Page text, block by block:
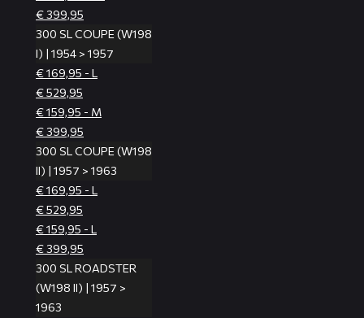
€ 399,95
300 SL COUPE (W198
I) | 1954 > 1957
€ 169,95 - L
€ 529,95
€ 159,95 - M
€ 399,95
300 SL COUPE (W198
II) | 1957 > 1963
€ 169,95 - L
€ 529,95
€ 159,95 - L
€ 399,95
300 SL ROADSTER
(W198 II) | 1957 >
1963